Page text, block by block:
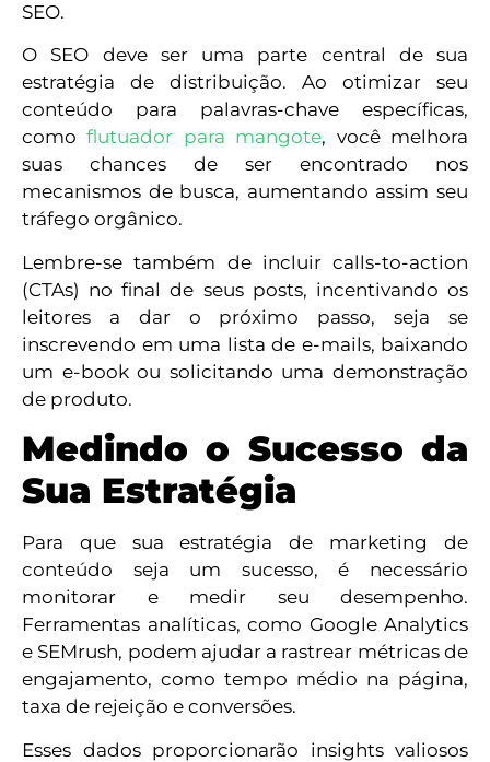
SEO.
O SEO deve ser uma parte central de sua
estratégia de distribuição. Ao otimizar seu
conteúdo para palavras-chave específicas,
comoflutuador para mangote, você melhora
suas chances de ser encontrado nos
mecanismos de busca, aumentando assim seu
tráfego orgânico.
Lembre-se também de incluir calls-to-action
(CTAs) no final de seus posts, incentivando os
leitores a dar o próximo passo, seja se
inscrevendo em uma lista de e-mails, baixando
um e-book ou solicitando uma demonstração
de produto.
Medindo o Sucesso da
Sua Estratégia
Para que sua estratégia de marketing de
conteúdo seja um sucesso, é necessário
monitorar e medir seu desempenho.
Ferramentas analíticas, como Google Analytics
e SEMrush, podem ajudar a rastrear métricas de
engajamento, como tempo médio na página,
taxa de rejeição e conversões.
Esses dados proporcionarão insights valiosos